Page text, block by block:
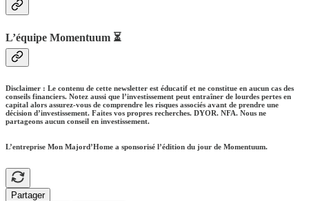
L’équipe Momentuum ⏳
Disclaimer : Le contenu de cette newsletter est éducatif et ne constitue en aucun cas des
conseils financiers. Notez aussi que l’investissement peut entraîner de lourdes pertes en
capital alors assurez-vous de comprendre les risques associés avant de prendre une
décision d’investissement. Faites vos propres recherches. DYOR. NFA. Nous ne
partageons aucun conseil en investissement.
L’entreprise Mon Majord’Home a sponsorisé l’édition du jour de Momentuum.
Partager